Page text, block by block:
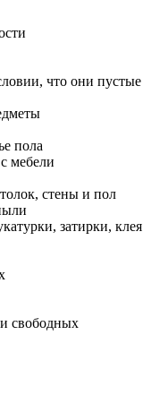
что они пустые
пола
мебели
стены и пол
затирки, клея
свободных